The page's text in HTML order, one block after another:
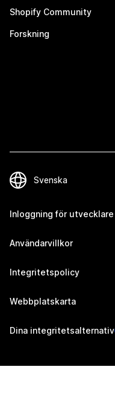
Shopify Community
Forskning
Inloggning för utvecklare
Användarvillkor
Integritetspolicy
Webbplatskarta
Dina integritetsalternativ